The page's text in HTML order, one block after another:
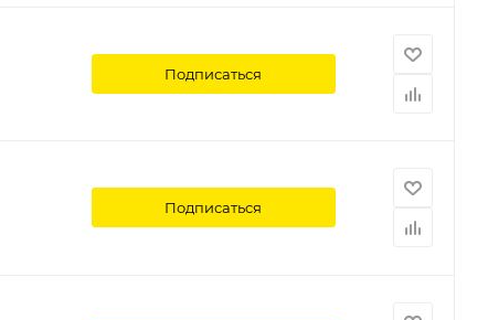
Подписаться
Подписаться